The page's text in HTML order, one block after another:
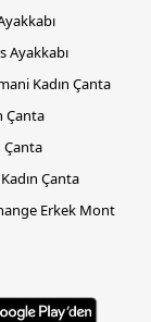
Ayakkabı
Kadın Çanta
Çanta
Çanta
Çanta
Erkek Mont